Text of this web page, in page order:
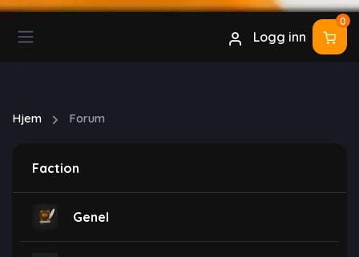
Logg inn
0
Hjem Forum
Faction
Genel